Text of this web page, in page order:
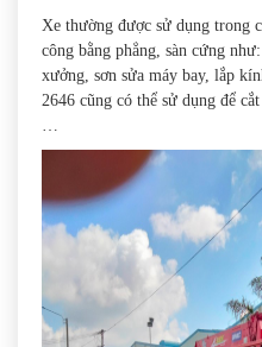
Xe thường được sử dụng trong
công bằng phẳng, sàn cứng
xưởng, sơn sửa máy bay, lắp
2646 cũng có thể sử dụng để
…